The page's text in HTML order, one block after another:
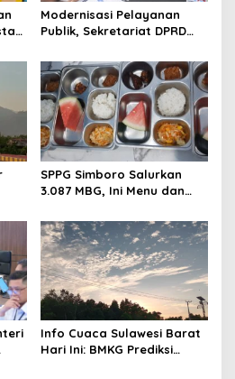
Modernisasi Pelayanan
Publik, Sekretariat DPRD
Luncurkan Aplikasi SIPAKDE
SPPG Simboro Salurkan
3.087 MBG, Ini Menu dan
Info Cuaca Sulawesi Barat
Hari Ini: BMKG Prediksi